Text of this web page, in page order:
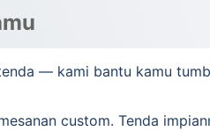
— kami bantu kamu
custom. Tenda